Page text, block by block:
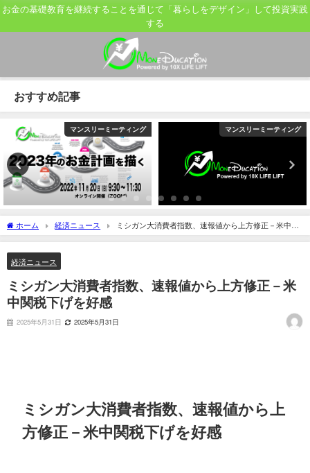
お金の基礎教育を継続することを通じて「暮らしをデザイン」して投資実践
する
おすすめ記事
マンスリーミーティング マンスリーミーティング
ホーム 経済ニュース
ミシガン大消費者指数、速報値から上方修正－米中関
税下げを好感
経済ニュース
ミシガン大消費者指数、速報値から上方修正－米
中関税下げを好感
2025年5月31日 2025年5月31日
ミシガン大消費者指数、速報値から上
方修正－米中関税下げを好感